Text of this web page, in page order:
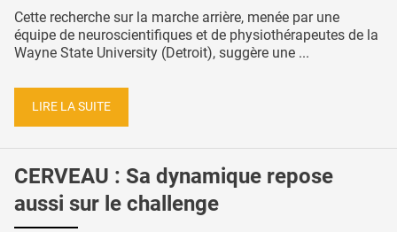
Cette recherche sur la marche arrière, menée par une
équipe de neuroscientifiques et de physiothérapeutes de la
Wayne State University (Detroit), suggère une ...
LIRE LA SUITE
CERVEAU : Sa dynamique repose
aussi sur le challenge